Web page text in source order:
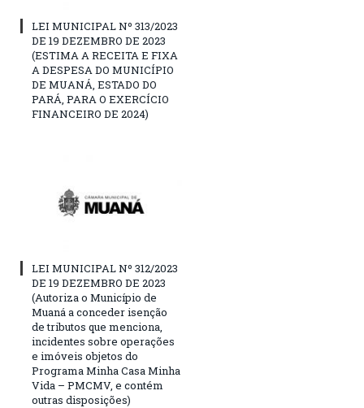
LEI MUNICIPAL Nº 313/2023
DE 19 DEZEMBRO DE 2023
(ESTIMA A RECEITA E FIXA
A DESPESA DO MUNICÍPIO
DE MUANÁ, ESTADO DO
PARÁ, PARA O EXERCÍCIO
FINANCEIRO DE 2024)
LEI MUNICIPAL Nº 312/2023
DE 19 DEZEMBRO DE 2023
(Autoriza o Município de
Muaná a conceder isenção
de tributos que menciona,
incidentes sobre operações
e imóveis objetos do
Programa Minha Casa Minha
Vida – PMCMV, e contém
outras disposições)